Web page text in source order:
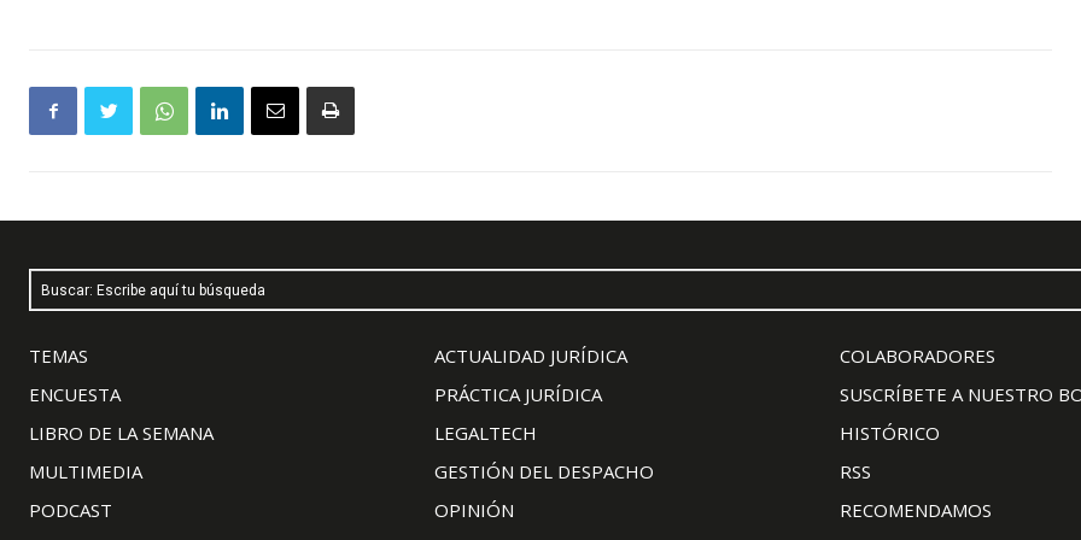
Buscar: Escribe aquí tu búsqueda
TEMAS
ENCUESTA
LIBRO DE LA SEMANA
MULTIMEDIA
PODCAST
ACTUALIDAD JURÍDICA
PRÁCTICA JURÍDICA
LEGALTECH
GESTIÓN DEL DESPACHO
OPINIÓN
COLABORADORES
SUSCRÍBETE A NUESTRO
HISTÓRICO
RSS
RECOMENDAMOS